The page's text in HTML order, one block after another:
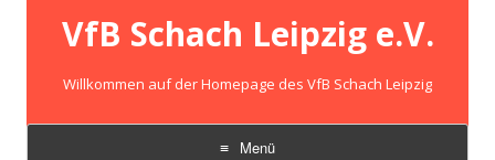
VfB Schach Leipzig e.V.
Willkommen auf der Homepage des VfB Schach Leipzig
Menü